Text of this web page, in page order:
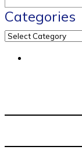
Categories